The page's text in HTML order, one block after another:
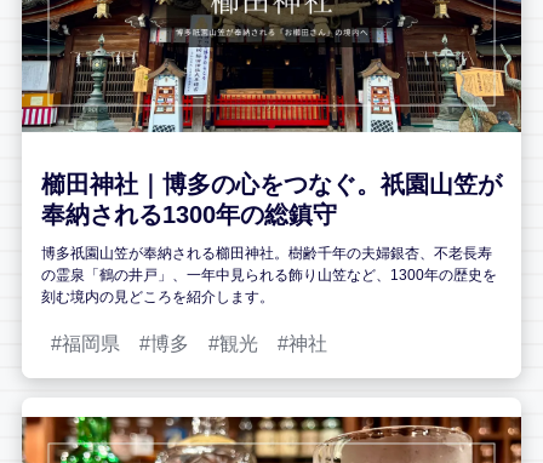
櫛田神社｜博多の心をつなぐ。祇園山笠が
奉納される1300年の総鎮守
博多祇園山笠が奉納される櫛田神社。樹齢千年の夫婦銀杏、不老長寿
の霊泉「鶴の井戸」、一年中見られる飾り山笠など、1300年の歴史を
刻む境内の見どころを紹介します。
福岡県 博多 観光 神社